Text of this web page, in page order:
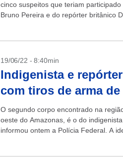
cinco suspeitos que teriam
Bruno Pereira e do repórter britânico
19/06/22 - 8:40min
Indigenista e
com tiros de arma
O segundo corpo encontrado na
oeste do Amazonas, é o do
informou ontem a Polícia Federal. A